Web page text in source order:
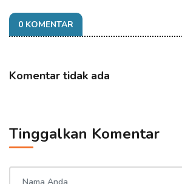
0 KOMENTAR
Komentar tidak ada
Tinggalkan Komentar